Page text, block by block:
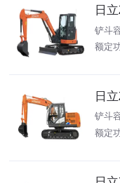
日
铲斗
额定
日
铲斗
额定